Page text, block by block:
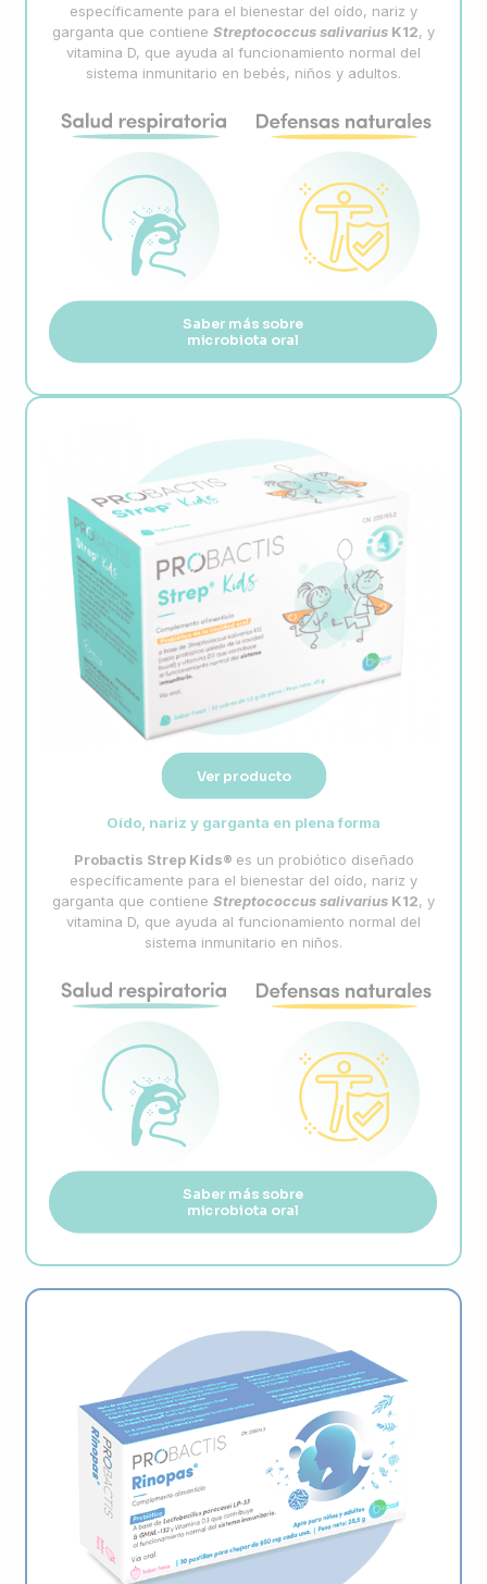
específicamente para el bienestar del oído, nariz y
garganta que contiene Streptococcus salivarius K12, y
vitamina D, que ayuda al funcionamiento normal del
sistema inmunitario en bebés, niños y adultos.
Saber más sobre
microbiota oral
Ver producto
Oído, nariz y garganta en plena forma
Probactis Strep Kids® es un probiótico diseñado
específicamente para el bienestar del oído, nariz y
garganta que contiene Streptococcus salivarius K12, y
vitamina D, que ayuda al funcionamiento normal del
sistema inmunitario en niños.
Saber más sobre
microbiota oral